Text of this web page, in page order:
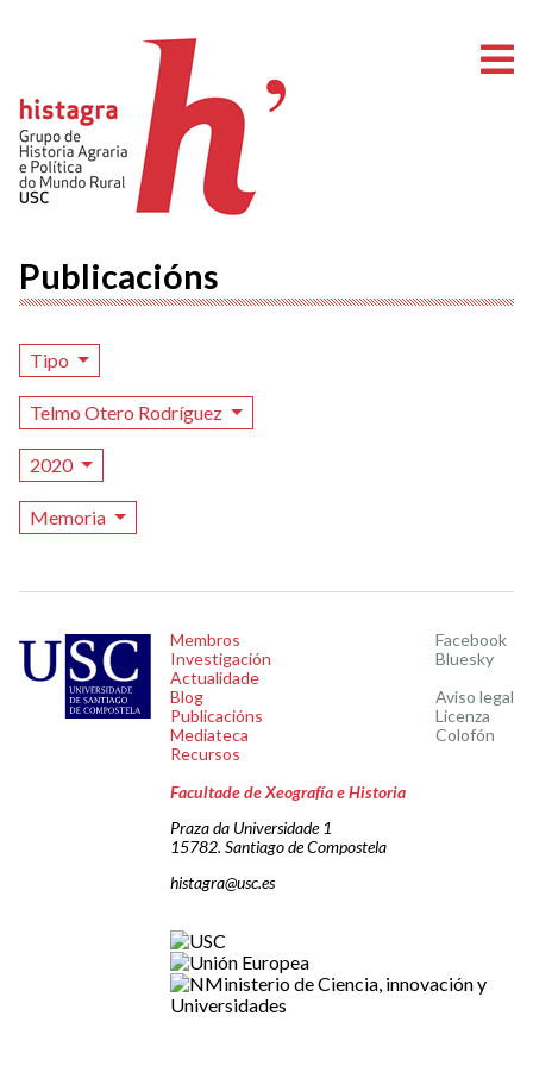
Publicacións
Tipo
Telmo Otero Rodríguez
2020
Memoria
Membros
Investigación
Actualidade
Blog
Publicacións
Mediateca
Recursos
Facebook
Bluesky
Aviso legal
Licenza
Colofón
Facultade de Xeografía e Historia
Praza da Universidade 1
15782. Santiago de Compostela
histagra@usc.es